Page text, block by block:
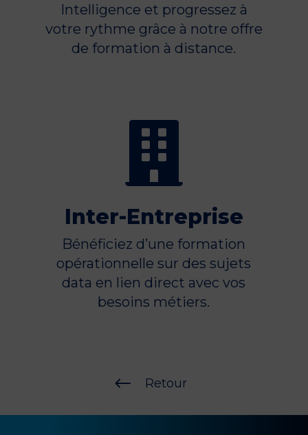
Intelligence et progressez à
votre rythme grâce à notre offre
de formation à distance.

Inter-Entreprise
Bénéficiez d’une formation
opérationnelle sur des sujets
data en lien direct avec vos
besoins métiers.
# Retour